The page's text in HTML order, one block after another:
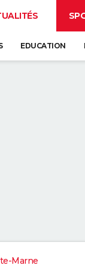
EDUCATION
Marne